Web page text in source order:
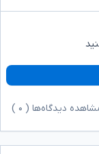
دیدگاه‌ها ( ۰